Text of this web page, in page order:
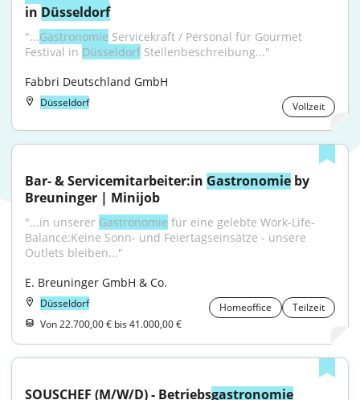
in Düsseldorf
"...Gastronomie Servicekraft / Personal für Gourmet
Festival in Düsseldorf Stellenbeschreibung..."
Fabbri Deutschland GmbH
Düsseldorf Vollzeit
Bar- & Servicemitarbeiter:in Gastronomie by
Breuninger | Minijob
"...in unserer Gastronomie für eine gelebte Work-Life-
Balance:Keine Sonn- und Feiertagseinsätze - unsere
Outlets bleiben..."
E. Breuninger GmbH & Co.
Düsseldorf Homeoffice
Teilzeit
Von 22.700,00 € bis 41.000,00 €
SOUSCHEF (M/W/D) - Betriebsgastronomie